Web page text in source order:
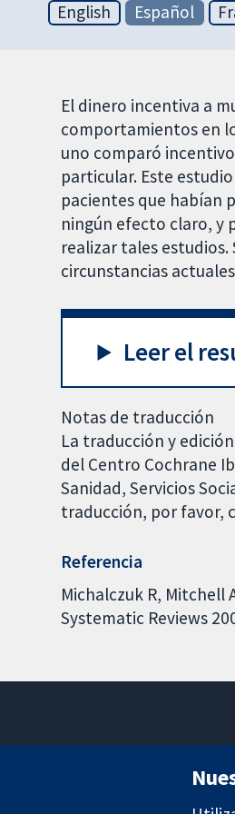
English Español
El dinero incentiva a
comportamientos en
uno comparó
particular. Este
pacientes que habían
ningún efecto claro, y
realizar tales estudios.
circunstancias
Leer el
Notas de traducción
La traducción y
del Centro Cochrane
Sanidad, Servicios
traducción, por favor,
Referencia
Michalczuk R, Mitchell
Systematic Reviews